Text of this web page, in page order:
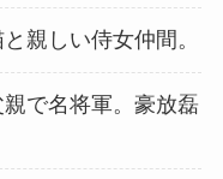
親しい侍女仲間。
で名将軍。豪放磊